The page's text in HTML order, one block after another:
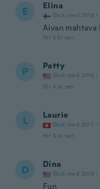
E Elina
Gick med 2018 ·
Aivan
för 3 år sen
P Patty
Gick med 2016 ·
för 4 år sen
L Laurie
Gick med 2017 ·
för 4 år sen
D Dina
Gick med 2019 ·
Fun